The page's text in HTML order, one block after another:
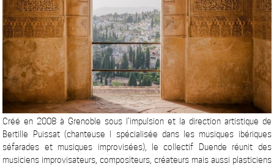
Créé en 2008 à Grenoble sous l’impulsion et la direction artistique de
Bertille Puissat (chanteuse l spécialisée dans les musiques ibériques
séfarades et musiques improvisées), le collectif Duende réunit des
musiciens improvisateurs, compositeurs, créateurs mais aussi plasticiens